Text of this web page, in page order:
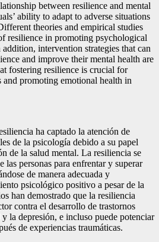
between resilience and mental
ability to adapt to adverse situations
theories and empirical studies
resilience in promoting psychological
intervention strategies that can
and improve their mental health are
fostering resilience is crucial for
and promoting emotional health in
ha captado la atención de
de la psicología debido a su papel
de la salud mental. La resiliencia se
las personas para enfrentar y superar
de manera adecuada y
psicológico positivo a pesar de la
han demostrado que la resiliencia
contra el desarrollo de trastornos
la depresión, e incluso puede potenciar
de experiencias traumáticas.